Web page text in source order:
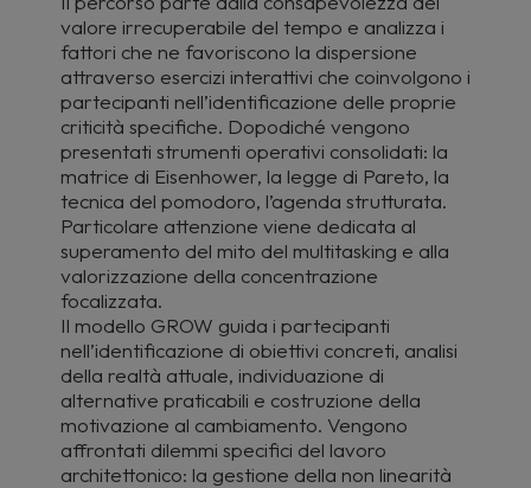
valore irrecuperabile del tempo e analizza i
fattori che ne favoriscono la dispersione
attraverso esercizi interattivi che coinvolgono i
partecipanti nell’identificazione delle proprie
criticità specifiche. Dopodiché vengono
presentati strumenti operativi consolidati: la
matrice di Eisenhower, la legge di Pareto, la
tecnica del pomodoro, l’agenda strutturata.
Particolare attenzione viene dedicata al
superamento del mito del multitasking e alla
valorizzazione della concentrazione
focalizzata.
Il modello GROW guida i partecipanti
nell’identificazione di obiettivi concreti, analisi
della realtà attuale, individuazione di
alternative praticabili e costruzione della
motivazione al cambiamento. Vengono
affrontati dilemmi specifici del lavoro
architettonico: la gestione della non linearità